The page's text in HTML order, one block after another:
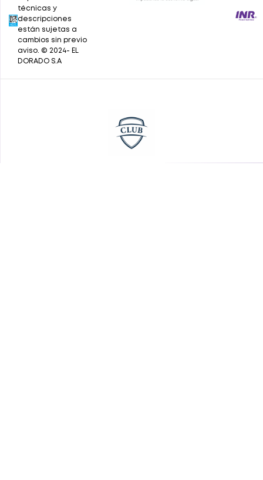
técnicas y
descripciones
están sujetas a
cambios sin previo
aviso. © 2024- EL
DORADO S.A